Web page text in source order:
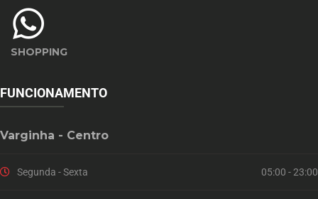
SHOPPING
FUNCIONAMENTO
Varginha - Centro
Segunda - Sexta 05:00 - 23:00